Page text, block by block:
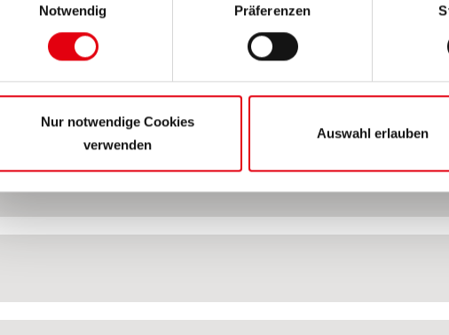
Weitere Informationen finden Sie unter "Details" sowie in unserer
Sie können sie jederzeit für die Zukunft widerrufen oder ändern. Sofern
wir den Einsatz der Cookies auf das notwendige Minimum, um die Seite
Notwendig
Präferenzen
Nur notwendige Cookies
verwenden
Auswahl erlauben